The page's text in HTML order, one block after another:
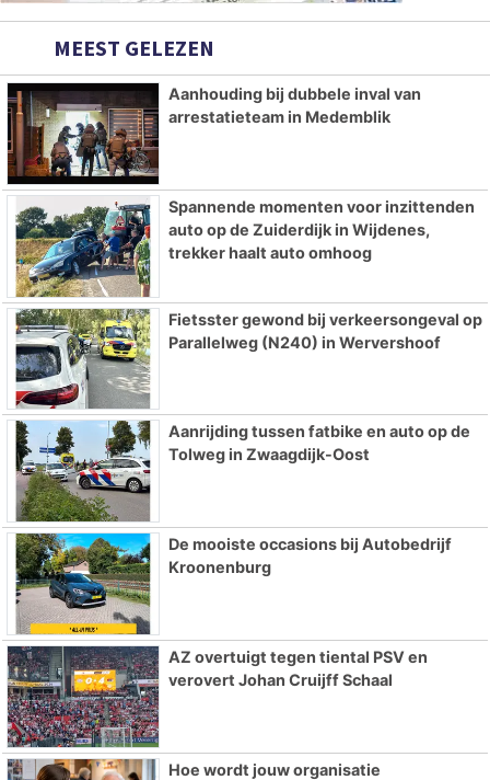
MEEST GELEZEN
Aanhouding bij dubbele inval van
arrestatieteam in Medemblik
Spannende momenten voor inzittenden
auto op de Zuiderdijk in Wijdenes,
trekker haalt auto omhoog
Fietsster gewond bij verkeersongeval op
Parallelweg (N240) in Wervershoof
Aanrijding tussen fatbike en auto op de
Tolweg in Zwaagdijk-Oost
De mooiste occasions bij Autobedrijf
Kroonenburg
AZ overtuigt tegen tiental PSV en
verovert Johan Cruijff Schaal
Hoe wordt jouw organisatie